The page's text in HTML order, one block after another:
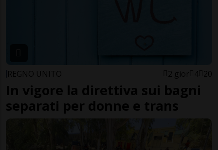
REGNO UNITO 2 gior 4 20
In vigore la direttiva sui bagni
separati per donne e trans